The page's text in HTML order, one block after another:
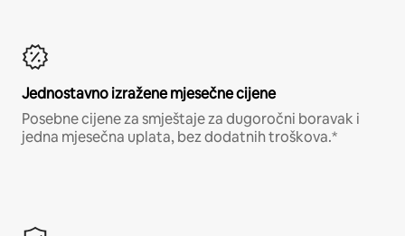
Jednostavno izražene mjesečne cijene
Posebne cijene za smještaje za dugoročni boravak i
jedna mjesečna uplata, bez dodatnih troškova.*